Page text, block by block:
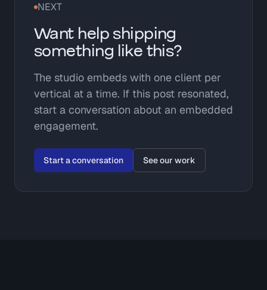
NEXT
Want help shipping
something like this?
The studio embeds with one client per
vertical at a time. If this post resonated,
start a conversation about an embedded
engagement.
Start a conversation See our work